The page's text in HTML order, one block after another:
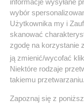
odwiedzili
stwierdzono
się jedynie 0,5
przypadku
jeszcze nie
i te potrzeby
wybór
Użytkownika my i
skanować
zgodę na korzystanie
ją zmienić/wycofać
Niektóre rodzaje
takiemu
Zapoznaj się z